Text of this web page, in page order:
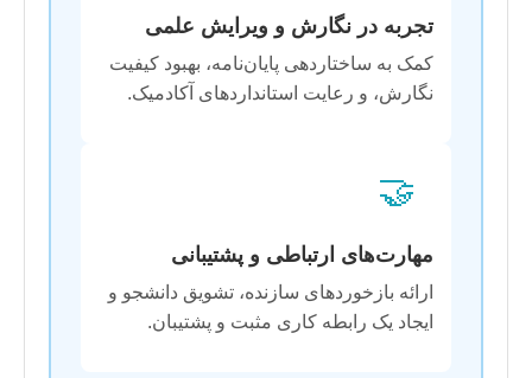
تجربه در نگارش و ویرایش علمی
کمک به ساختاردهی پایان‌نامه، بهبود کیفیت
نگارش، و رعایت استانداردهای آکادمیک.
🤝
مهارت‌های ارتباطی و پشتیبانی
ارائه بازخوردهای سازنده، تشویق دانشجو و
ایجاد یک رابطه کاری مثبت و پشتیبان.